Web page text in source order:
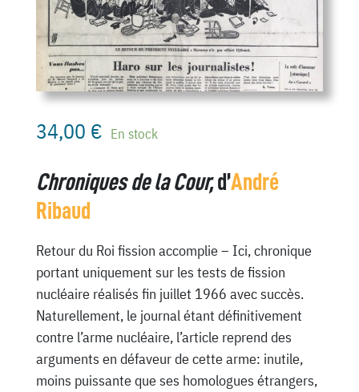
34,00 € En stock
Chroniques de la Cour,d’André
Ribaud
Retour du Roi fission accomplie – Ici, chronique
portant uniquement sur les tests de fission
nucléaire réalisés fin juillet 1966 avec succès.
Naturellement, le journal étant définitivement
contre l’arme nucléaire, l’article reprend des
arguments en défaveur de cette arme: inutile,
moins puissante que ses homologues étrangers,